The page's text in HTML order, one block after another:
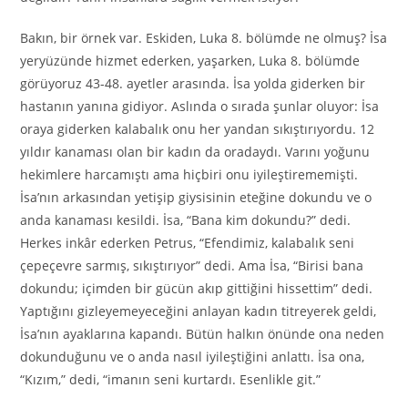
Bakın, bir örnek var. Eskiden, Luka 8. bölümde ne olmuş? İsa
yeryüzünde hizmet ederken, yaşarken, Luka 8. bölümde
görüyoruz 43-48. ayetler arasında. İsa yolda giderken bir
hastanın yanına gidiyor. Aslında o sırada şunlar oluyor: İsa
oraya giderken kalabalık onu her yandan sıkıştırıyordu. 12
yıldır kanaması olan bir kadın da oradaydı. Varını yoğunu
hekimlere harcamıştı ama hiçbiri onu iyileştirememişti.
İsa’nın arkasından yetişip giysisinin eteğine dokundu ve o
anda kanaması kesildi. İsa, “Bana kim dokundu?” dedi.
Herkes inkâr ederken Petrus, “Efendimiz, kalabalık seni
çepeçevre sarmış, sıkıştırıyor” dedi. Ama İsa, “Birisi bana
dokundu; içimden bir gücün akıp gittiğini hissettim” dedi.
Yaptığını gizleyemeyeceğini anlayan kadın titreyerek geldi,
İsa’nın ayaklarına kapandı. Bütün halkın önünde ona neden
dokunduğunu ve o anda nasıl iyileştiğini anlattı. İsa ona,
“Kızım,” dedi, “imanın seni kurtardı. Esenlikle git.”